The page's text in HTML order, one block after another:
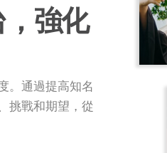
強化
。通過提高知名
挑戰和期望，從